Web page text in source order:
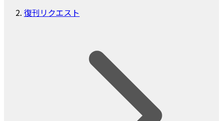
復刊リクエスト